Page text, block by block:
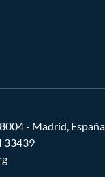
- Madrid, España
33439